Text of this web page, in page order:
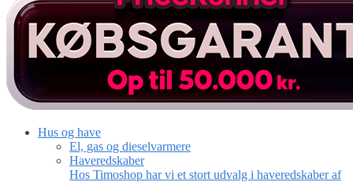
Hus og have
El, gas og dieselvarmere
Haveredskaber
Hos Timoshop har vi et stort udvalg i haveredskaber af